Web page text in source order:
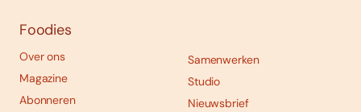
Foodies
Over ons
Magazine
Abonneren
Samenwerken
Studio
Nieuwsbrief